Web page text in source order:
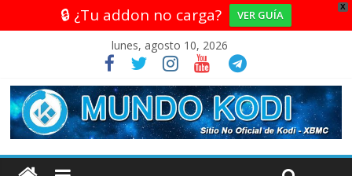
X
🔒 ¿Tu addon no carga? VER GUÍA
lunes, agosto 10, 2026